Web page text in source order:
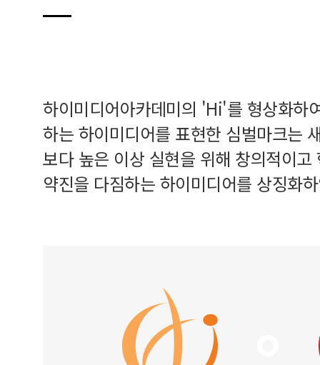
하이미디어아카데미의 'Hi'를 형상화하
하는 하이미디어를 표현한 심벌마크는
보다 높은 이상 실현을 위해 창의적이
약진을 다짐하는 하이미디어를 상징화